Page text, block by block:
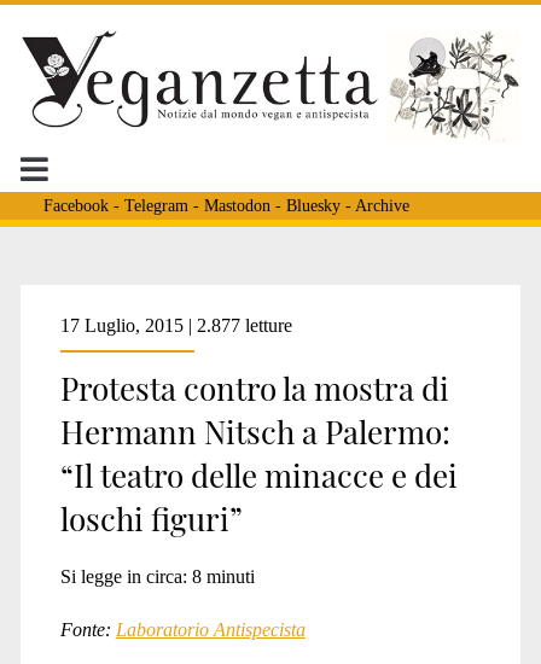
Facebook- Telegram - Mastodon - Bluesky- Archive
Tag:
<span>mostra
palermo</span>
17 Luglio, 2015 | 2.877 letture
Protesta contro la mostra di
Hermann Nitsch a Palermo:
“Il teatro delle minacce e dei
loschi figuri”
Si legge in circa: 8 minuti
Fonte: Laboratorio Antispecista